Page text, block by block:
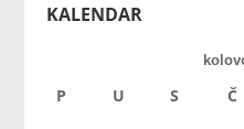
KALENDAR
P U S Č